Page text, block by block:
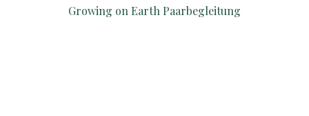
Growing on Earth Paarbegleitung